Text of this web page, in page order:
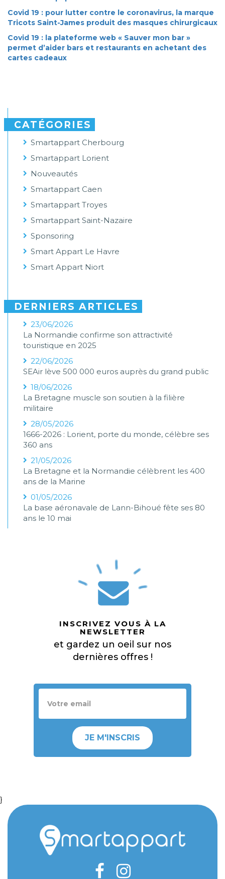
Covid 19 : pour lutter contre le coronavirus, la marque
Tricots Saint-James produit des masques chirurgicaux
Covid 19 : la plateforme web « Sauver mon bar »
permet d’aider bars et restaurants en achetant des
cartes cadeaux
CATÉGORIES
Smartappart Cherbourg
Smartappart Lorient
Nouveautés
Smartappart Caen
Smartappart Troyes
Smartappart Saint-Nazaire
Sponsoring
Smart Appart Le Havre
Smart Appart Niort
DERNIERS ARTICLES
23/06/2026
La Normandie confirme son attractivité
touristique en 2025
22/06/2026
SEAir lève 500 000 euros auprès du grand public
18/06/2026
La Bretagne muscle son soutien à la filière
militaire
28/05/2026
1666-2026 : Lorient, porte du monde, célèbre ses
360 ans
21/05/2026
La Bretagne et la Normandie célèbrent les 400
ans de la Marine
01/05/2026
La base aéronavale de Lann-Bihoué fête ses 80
ans le 10 mai
INSCRIVEZ VOUS À LA
NEWSLETTER
et gardez un oeil sur nos
dernières offres !
JE M'INSCRIS
}